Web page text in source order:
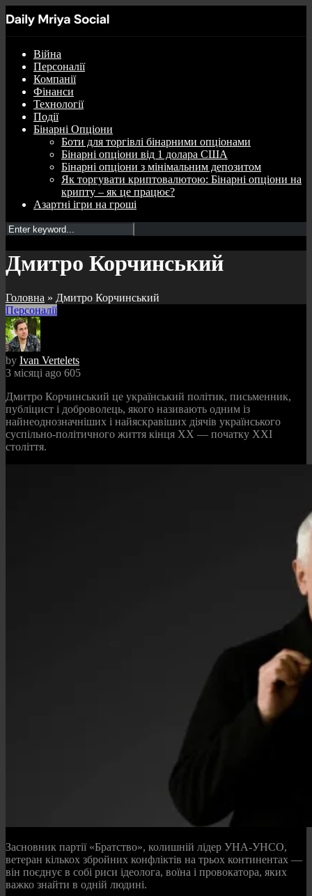
Війна
Персоналії
Компанії
Фінанси
Технології
Події
Бінарні Опціони
Боти для торгівлі бінарними опціонами
Бінарні опціони від 1 долара США
Бінарні опціони з мінімальним депозитом
Як торгувати криптовалютою: Бінарні опціони на
крипту – як це працює?
Азартні ігри на гроші
Дмитро Корчинський
Головна » Дмитро Корчинський
Персоналії
by Ivan Vertelets
3 місяці ago 605
Дмитро Корчинський це український політик, письменник,
публіцист і доброволець, якого називають одним із
найнеоднозначніших і найяскравіших діячів українського
суспільно-політичного життя кінця XX — початку XXI
століття.
Засновник партії «Братство», колишній лідер УНА-УНСО,
ветеран кількох збройних конфліктів на трьох континентах —
він поєднує в собі риси ідеолога, воїна і провокатора, яких
важко знайти в одній людині.